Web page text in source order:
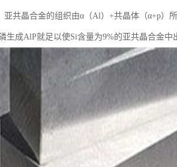
共晶合金的组织由α（Al）+共晶体（α+p）
生成AlP就足以使Si含量为9%的亚共晶合金中